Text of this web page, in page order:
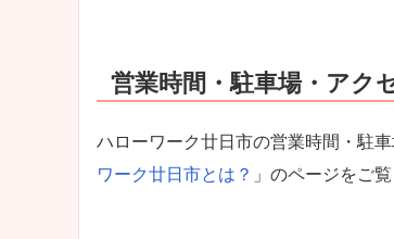
営業時間・駐車場・アク
ハローワーク廿日市の営業時間・駐
ワーク廿日市とは？ 」のページをご覧